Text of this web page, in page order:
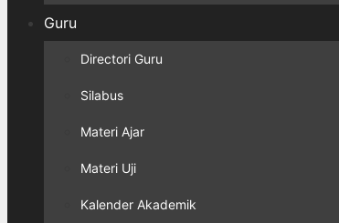
Guru
Directori Guru
Silabus
Materi Ajar
Materi Uji
Kalender Akademik